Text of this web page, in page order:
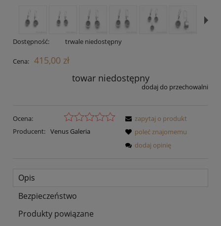
Dostępność: trwale niedostępny
Cena: 415,00 zł
towar niedostępny
dodaj do przechowalni
Ocena:
Producent: Venus Galeria
zapytaj o produkt
poleć znajomemu
dodaj opinię
Opis
Bezpieczeństwo
Produkty powiązane